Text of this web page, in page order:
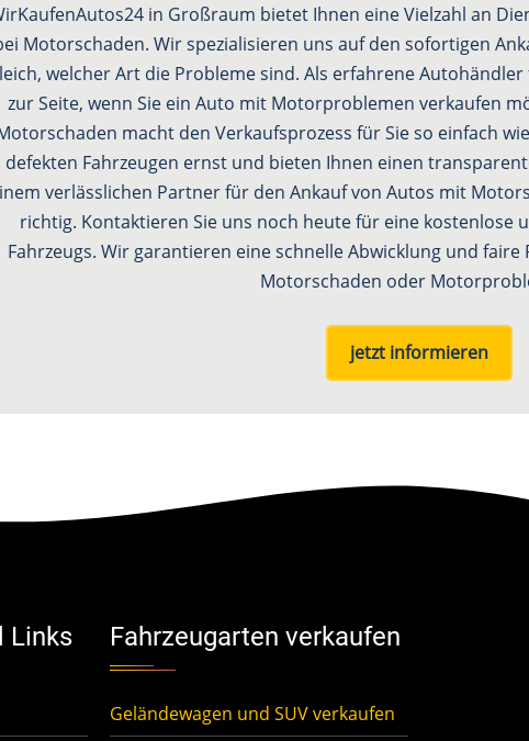
in Großraum bietet Ihnen eine Vielzahl an
Motorschaden. Wir spezialisieren uns auf den sofortigen
welcher Art die Probleme sind. Als erfahrene
zur Seite, wenn Sie ein Auto mit Motorproblemen verkaufen
macht den Verkaufsprozess für Sie so einfach
defekten Fahrzeugen ernst und bieten Ihnen einen
verlässlichen Partner für den Ankauf von Autos mit
richtig. Kontaktieren Sie uns noch heute für eine kostenlose
Fahrzeugs. Wir garantieren eine schnelle Abwicklung und
Motorschaden oder
jetzt informieren
Links Fahrzeugarten verkaufen
Geländewagen und SUV verkaufen